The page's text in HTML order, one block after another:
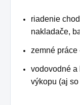
riadenie
nakladače,
zemné práce
vodovodné a
výkopu (aj